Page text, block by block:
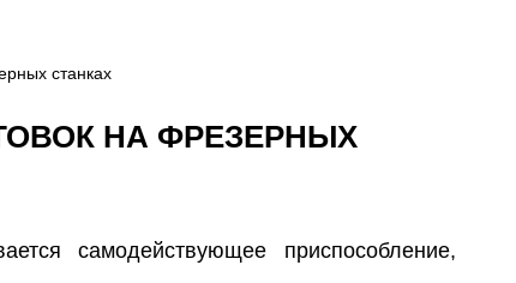
станках
НА ФРЕЗЕРНЫХ
самодействующее приспособление,